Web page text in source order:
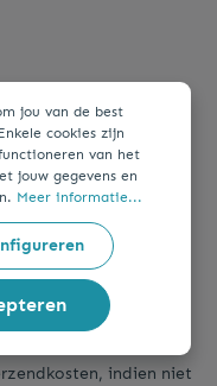
, indien niet
jou van de best
cookies zijn
van het
jouw gegevens en
Meer informatie...